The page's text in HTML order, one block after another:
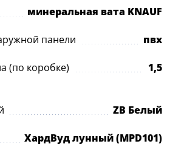
минеральная вата KNAUF
панели пвх
(по коробке) 1,5
ZB Белый
ХардВуд лунный (MPD101)